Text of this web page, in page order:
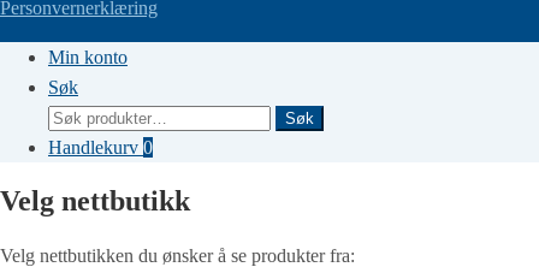
Personvernerklæring
Min konto
Søk
Søk
etter:
Søk
Handlekurv 0
Velg nettbutikk
Velg nettbutikken du ønsker å se produkter fra: